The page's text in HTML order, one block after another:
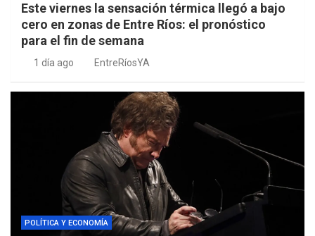
Este viernes la sensación térmica llegó a bajo
cero en zonas de Entre Ríos: el pronóstico
para el fin de semana
1 día ago EntreRíosYA
POLÍTICA Y ECONOMÍA